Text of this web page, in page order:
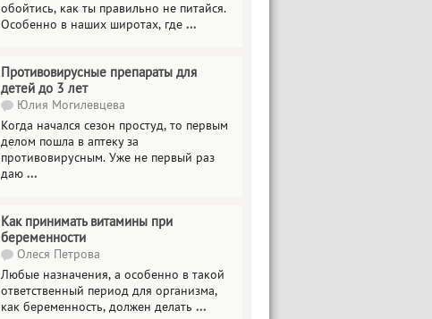
обойтись, как ты правильно не питайся.
Особенно в наших широтах, где ...
Противовирусные препараты для
детей до 3 лет
Юлия Могилевцева
Когда начался сезон простуд, то первым
делом пошла в аптеку за
противовирусным. Уже не первый раз
даю ...
Как принимать витамины при
беременности
Олеся Петрова
Любые назначения, а особенно в такой
ответственный период для организма,
как беременность, должен делать ...